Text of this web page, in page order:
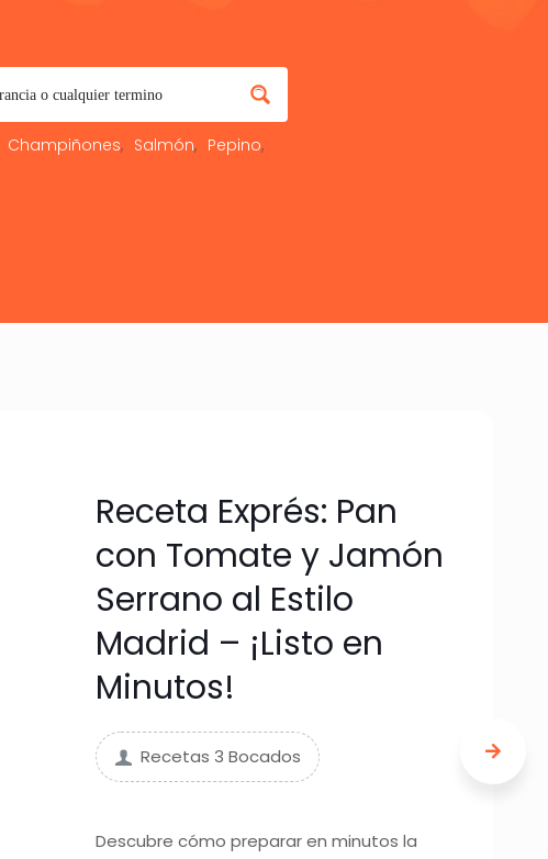
Champiñones Salmón
Pepino
Receta Exprés: Pan
con Tomate y Jamón
Serrano al Estilo
Madrid – ¡Listo en
Minutos!
Recetas 3 Bocados
Descubre cómo preparar en minutos la